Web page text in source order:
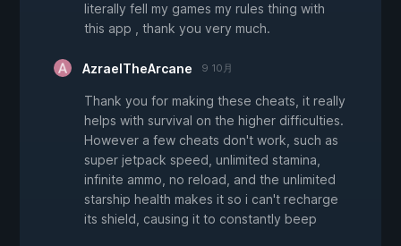
literally fell my games my rules thing with
this app , thank you very much.
AzraelTheArcane 9 10月
Thank you for making these cheats, it really
helps with survival on the higher difficulties.
However a few cheats don't work, such as
super jetpack speed, unlimited stamina,
infinite ammo, no reload, and the unlimited
starship health makes it so i can't recharge
its shield, causing it to constantly beep